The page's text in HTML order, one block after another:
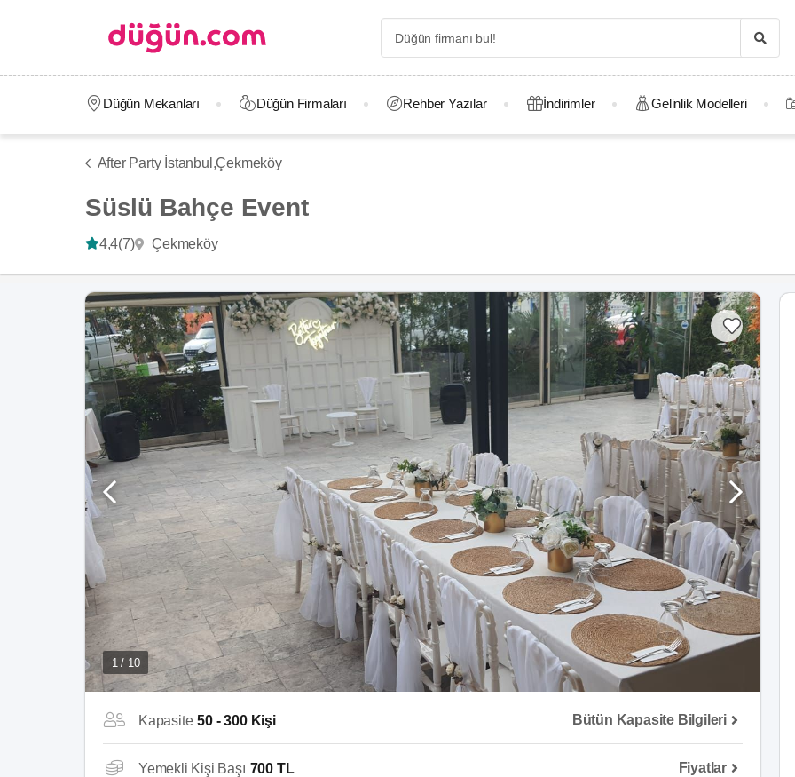
Düğün Mekanları Düğün Firmaları Rehber Yazılar İndirimler Gelinlik Modelleri
After Party İstanbul,Çekmeköy
Süslü Bahçe Event
4,4(7) Çekmeköy
1 / 10
Kapasite 50 - 300 Kişi Bütün Kapasite Bilgileri
Yemekli Kişi Başı 700 TL Fiyatlar